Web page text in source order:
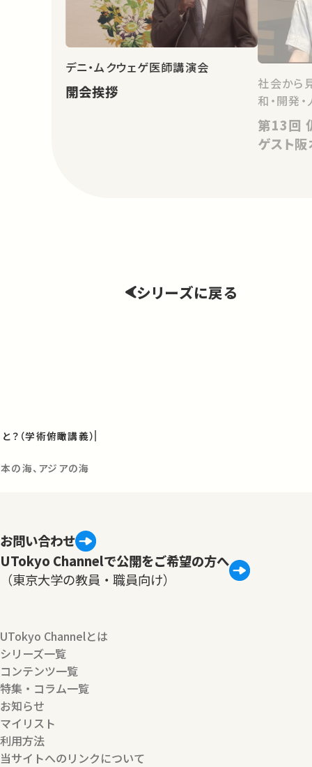
デニ・ムクウェゲ医師講演会
開会挨拶
社会から
和・開発
第13回 仮想国家から考える －
ゲスト
シリーズに戻る
？（学術俯瞰講義）
の海、アジアの海
お問い合わせ
UTokyo Channelで公開をご希望の方へ
（東京大学の教員・職員向け）
UTokyo Channelとは
シリーズ一覧
コンテンツ一覧
特集・コラム一覧
お知らせ
マイリスト
利用方法
当サイトへのリンクについて